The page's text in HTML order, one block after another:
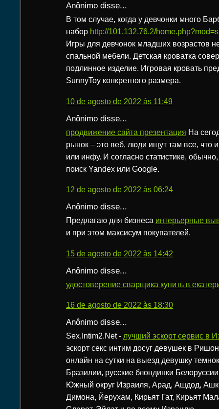
Anônimo disse...
В том случае, когда у девчонки много
набор http://101.132.76.2/
Игры для девчонок младших возрастов
спальной мебели. Детская кроватка
подлинное изделие. Игровая кровать
SunnyToy конкретного размера.
10 de agosto de 2022 às 11:49
Anônimo disse...
продвижение сайта презентация На
рынок – это веб, люди ищут там все, что
или инфу. И согласно статистике,
поиск Yandex или Google.
12 de agosto de 2022 às 06:24
Anônimo disse...
Предлагаю для бизнеса интерьерные
и при этом максисум покупателей.
15 de agosto de 2022 às 14:42
Anônimo disse...
удостоверение сварщика купить в
16 de agosto de 2022 às 18:30
Anônimo disse...
Sex.Intim2.Net - лучший эскорт сервис в
эскорт секс интим досуг девушек в
онлайн на сутки на выезд девушку
Бразилии, русские блондинки
Южный округ Израиля, Арад, Ашдод,
Димона, Йерухам, Кирьят Гат, Кирьят